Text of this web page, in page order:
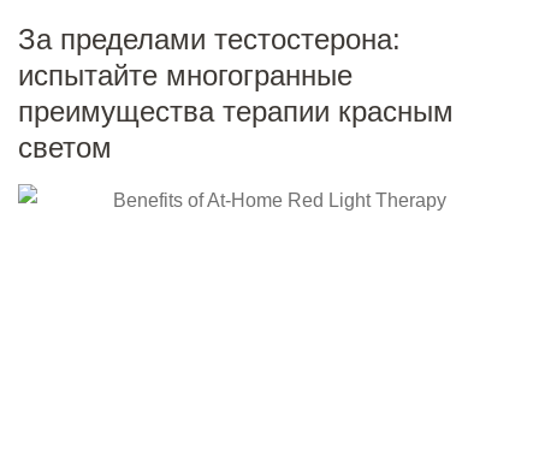
За пределами тестостерона:
испытайте многогранные
преимущества терапии красным
светом